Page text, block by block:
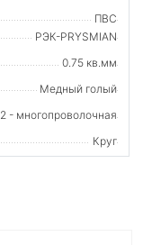
ПВС
РЭК-PRYSMIAN
0.75 кв.мм
Медный голый
2 - многопроволочная
Круг